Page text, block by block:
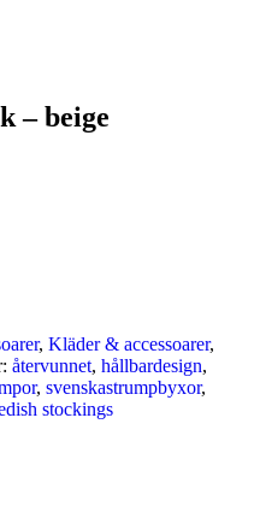
– beige
, Kläder & accessoarer,
återvunnet, hållbardesign,
, svenskastrumpbyxor,
stockings